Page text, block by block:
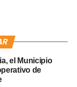
el Municipio
de